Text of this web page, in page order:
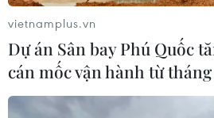
Sở hữu trí tuệ
Quy
RSS
Hỗ
Ngôn ngữ
vietnamplus.vn
Dự án Sân bay Phú Quốc
cán mốc vận hành từ tháng